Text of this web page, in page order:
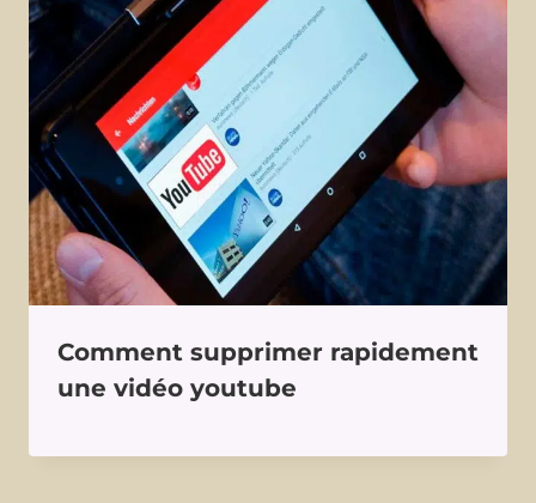
Comment supprimer rapidement
une vidéo youtube